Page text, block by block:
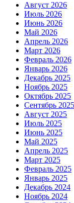
Август 2026
Июль 2026
Июнь 2026
Май 2026
Апрель 2026
Март 2026
Февраль 2026
Январь 2026
Декабрь 2025
Ноябрь 2025
Октябрь 2025
Сентябрь 2025
Август 2025
Июль 2025
Июнь 2025
Май 2025
Апрель 2025
Март 2025
Февраль 2025
Январь 2025
Декабрь 2024
Ноябрь 2024